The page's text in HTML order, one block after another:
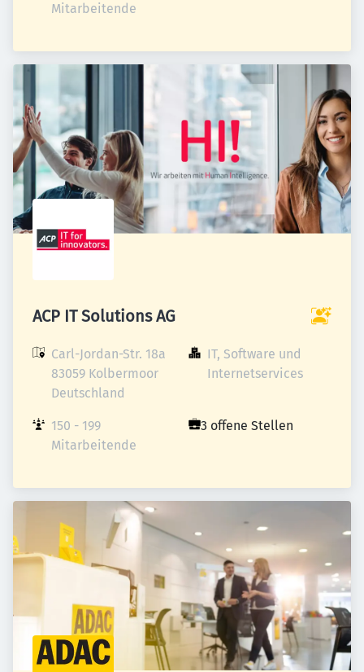
Mitarbeitende
ACP IT Solutions AG
Carl-Jordan-Str. 18a
83059 Kolbermoor
Deutschland
IT, Software und
Internetservices
150 - 199
Mitarbeitende
3 offene Stellen